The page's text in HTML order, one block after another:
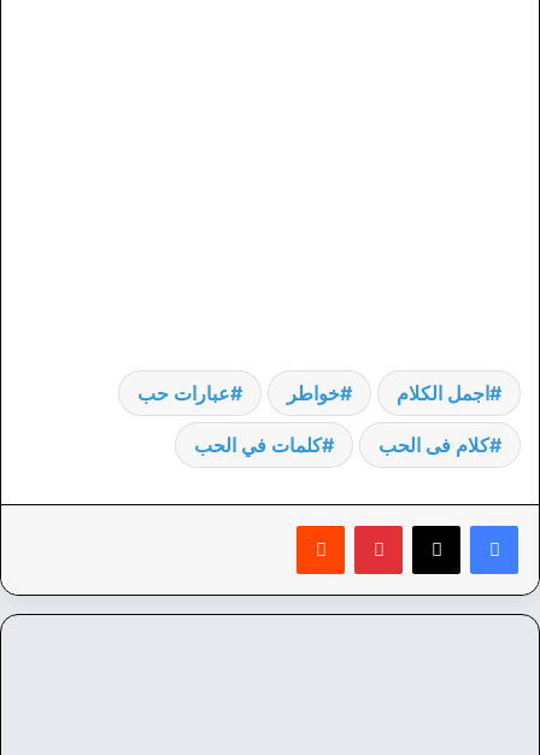
اجمل الكلام خواطر عبارات حب
كلام فى الحب كلمات في الحب
بينتيريست